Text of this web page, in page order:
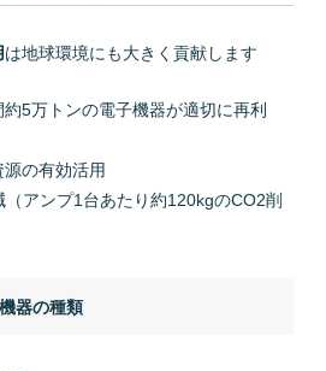
は地球環境にも大きく貢献します
5万トンの電子機器が適切に再利
の有効活用
アンプ1台あたり約120kgのCO2削
器の種類